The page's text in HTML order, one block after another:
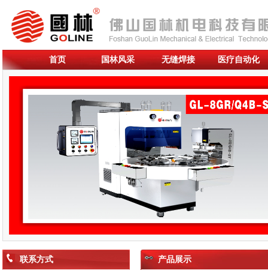
首页 国林风采 无缝焊接 医疗自动化
联系方式 产品展示